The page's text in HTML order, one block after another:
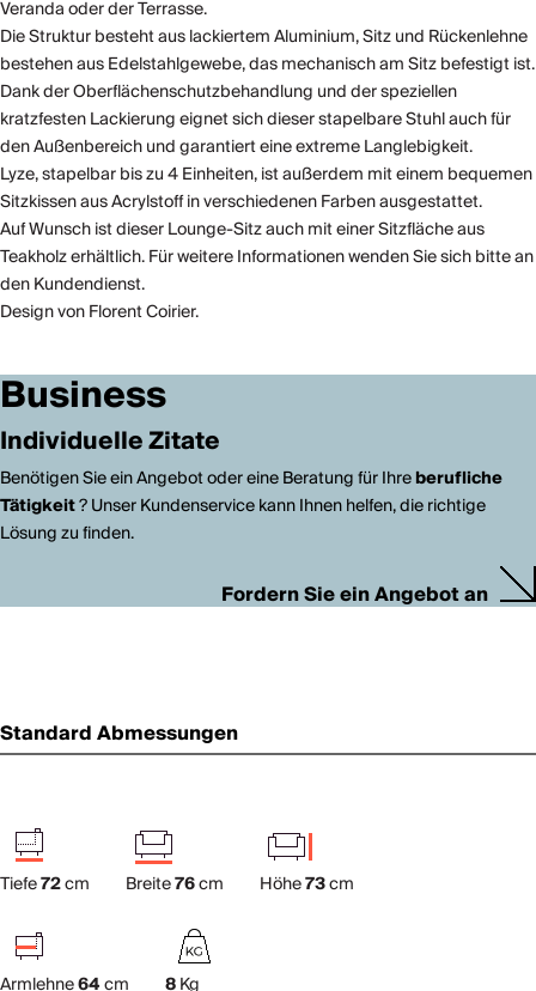
Veranda oder der Terrasse.
Die Struktur besteht aus lackiertem Aluminium, Sitz und Rückenlehne
bestehen aus Edelstahlgewebe, das mechanisch am Sitz befestigt ist.
Dank der Oberflächenschutzbehandlung und der speziellen
kratzfesten Lackierung eignet sich dieser stapelbare Stuhl auch für
den Außenbereich und garantiert eine extreme Langlebigkeit.
Lyze, stapelbar bis zu 4 Einheiten, ist außerdem mit einem bequemen
Sitzkissen aus Acrylstoff in verschiedenen Farben ausgestattet.
Auf Wunsch ist dieser Lounge-Sitz auch mit einer Sitzfläche aus
Teakholz erhältlich. Für weitere Informationen wenden Sie sich bitte an
den Kundendienst.
Design von Florent Coirier.
Business
Individuelle Zitate
Benötigen Sie ein Angebot oder eine Beratung für Ihreberufliche
Tätigkeit? Unser Kundenservice kann Ihnen helfen, die richtige
Lösung zu finden.
Fordern Sie ein Angebot an
Standard Abmessungen
Tiefe72cm Breite76cm Höhe73cm
Armlehne64cm 8Kg